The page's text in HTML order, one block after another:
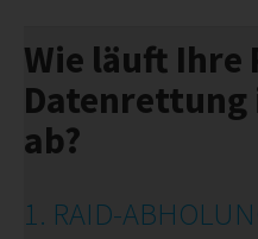
Wie läuft Ihre
ab?
1. RAID-